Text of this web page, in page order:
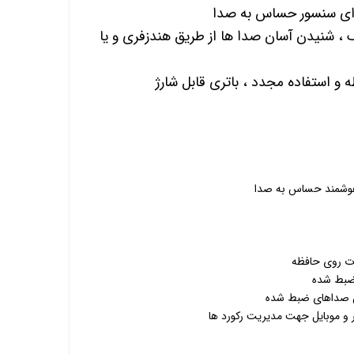
سنسور حساس به صدا
داخلی 16 گیگ ، شنیدن آسان صدا ها از طریق هندزفری و یا
استفاده مجدد ، باتری قابل شارژ
حساس به صدا
روی حافظه
شده
صداهای ضبط شده
و موبایل جهت مدیریت رکورد ها